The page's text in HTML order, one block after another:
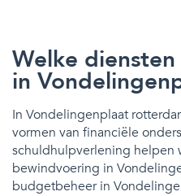
Welke
in
In Vondelingenplaat
vormen van financiële
schuldhulpverlening helpen
bewindvoering in
budgetbeheer in